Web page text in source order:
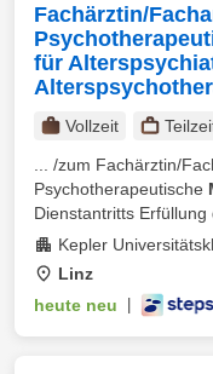
Fachärztin/
für
Vollzeit
... /zum Fachärztin/
Psychotherapeutische
Dienstantritts Erfüllung
Kepler
Linz
heute neu